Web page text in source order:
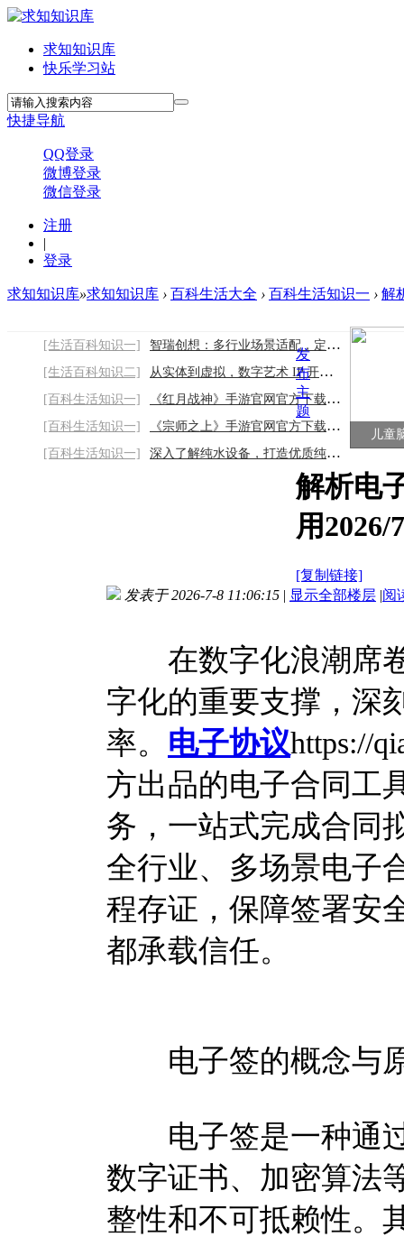
求知知识库
快乐学习站
快捷导航
QQ登录
微博登录
微信登录
注册
|
登录
求知知识库»求知知识库 › 百科生活大全 › 百科生活知识一 › 解
[生活百科知识一]
智瑞创想：多行业场景适配，定制专属声誉解
[生活百科知识二]
从实体到虚拟，数字艺术 IP 开启艺术新时尚
[百科生活知识一]
《红月战神》手游官网官方下载链接：全新下
[百科生活知识一]
《宗师之上》手游官网官方下载链接：走进官
[百科生活知识一]
深入了解纯水设备，打造优质纯净水源2026/8
儿童
发
布
主
题
解析电
用2026/
[复制链接]
发表于 2026-7-8 11:06:15 | 显示全部楼层 |阅
在数字化浪潮席卷
字化的重要支撑，深
率。 电子协议https://
方出品的电子合同工
务，一站式完成合同
全行业、多场景电子
程存证，保障签署安
都承载信任。
电子签的概念与
电子签是一种通过
数字证书、加密算法
整性和不可抵赖性。